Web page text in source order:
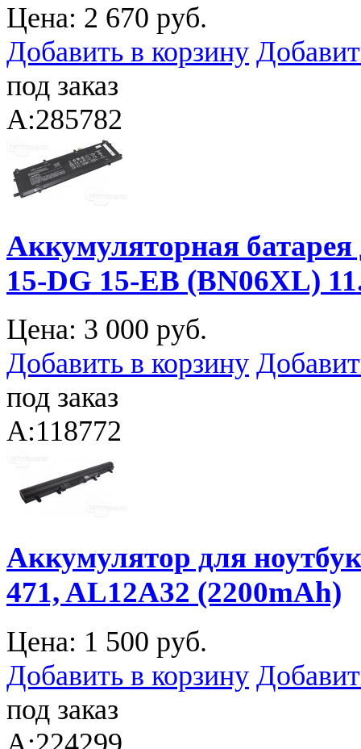
Цена: 2 670 руб.
Добавить в корзину
под заказ
A:285782
Аккумуляторная батарея
15-DG 15-EB (BN06XL)
Цена: 3 000 руб.
Добавить в корзину
под заказ
A:118772
Аккумулятор для
471, AL12A32 (2200mAh)
Цена: 1 500 руб.
Добавить в корзину
под заказ